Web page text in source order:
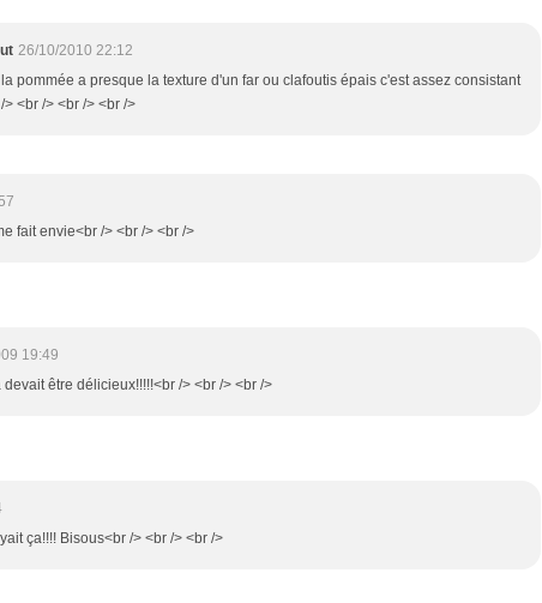
26/10/2010 22:12
pommée a presque la texture d'un far ou clafoutis épais c'est assez consistant
<br /> <br /> <br />
fait envie<br /> <br /> <br />
19:49
être délicieux!!!!!<br /> <br /> <br />
ça!!!! Bisous<br /> <br /> <br />